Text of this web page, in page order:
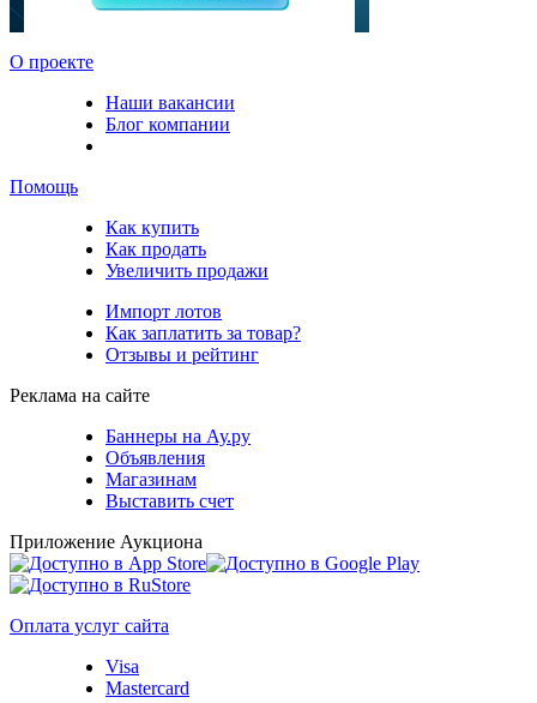
О проекте
Наши вакансии
Блог компании
Помощь
Как купить
Как продать
Увеличить продажи
Импорт лотов
Как заплатить за товар?
Отзывы и рейтинг
Реклама на сайте
Баннеры на Ау.ру
Объявления
Магазинам
Выставить счет
Приложение Аукциона
Оплата услуг сайта
Visa
Mastercard